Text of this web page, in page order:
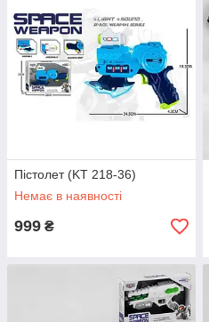
Пістолет (KT 218-36)
Немає в наявності
999 ₴